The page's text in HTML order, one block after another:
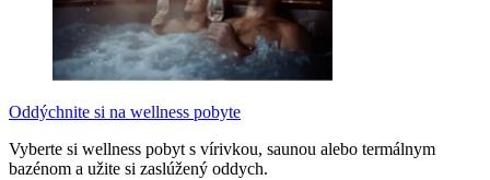
Oddýchnite si na wellness pobyte
Vyberte si wellness pobyt s vírivkou, saunou alebo termálnym
bazénom a užite si zaslúžený oddych.